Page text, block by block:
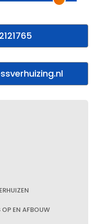
OP EN AFBOUW